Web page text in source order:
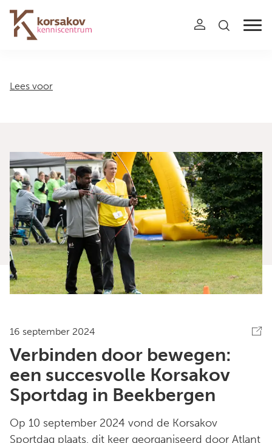
Navigation
Lees voor
16 september 2024
Verbinden door bewegen:
een succesvolle Korsakov
Sportdag in Beekbergen
Op 10 september 2024 vond de Korsakov
Sportdag plaats, dit keer georganiseerd door Atlant